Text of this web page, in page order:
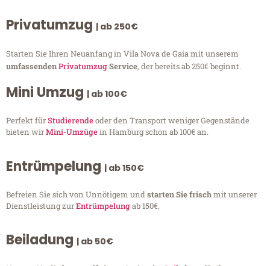
Privatumzug | ab 250€
Starten Sie Ihren Neuanfang in Vila Nova de Gaia mit unserem
umfassendenPrivatumzugService, der bereits ab 250€ beginnt.
Mini Umzug | ab 100€
Perfekt fürStudierendeoder den Transport weniger Gegenstände
bieten wirMini-Umzügein Hamburg schon ab 100€ an.
Entrümpelung | ab 150€
Befreien Sie sich von Unnötigem undstarten Sie frischmit unserer
Dienstleistung zurEntrümpelungab 150€.
Beiladung | ab 50€